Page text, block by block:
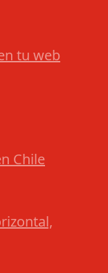
tu web
Chile